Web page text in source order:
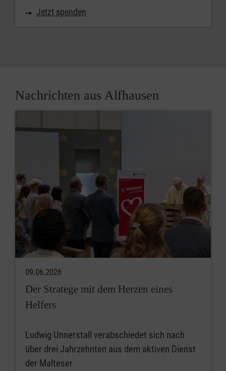
Jetzt spenden
Nachrichten aus Alfhausen
09.06.2026
Der Stratege mit dem Herzen eines
Helfers
Ludwig Unnerstall verabschiedet sich nach
über drei Jahrzehnten aus dem aktiven Dienst
der Malteser